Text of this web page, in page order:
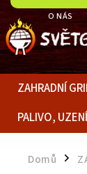
O NÁS
ZAHRADNÍ
PALIVO, UZENÍ
Domů /